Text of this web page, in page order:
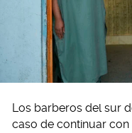
Los barberos del sur
caso de continuar